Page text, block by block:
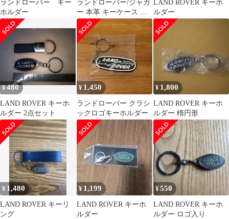
ランドローバー キー
ホルダー
ランドローバー/ジャガ
ー 本革 キーケース キ
ーカバー レザー 革 レ
ンジローバー イヴォー
グ ディスカバリー ディ
フェンダー Fペース F
タイプ XF などに
LAND ROVER キーホ
ルダー
¥480
LAND ROVER キーホ
ルダー 2点セット
¥ 1,450
ランドローバー クラシ
ックロゴキーホルダー
¥ 1,800
LAND ROVER キーホ
ルダー 楕円形
¥ 1,480
LAND ROVER キーリ
ング
¥ 1,199
LAND ROVER キーホ
ルダー
¥550
LAND ROVER キーホ
ルダー ロゴ入り